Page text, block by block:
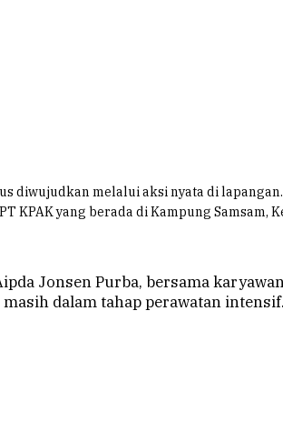
diwujudkan melalui aksi nyata di
yang berada di Kampung Samsam,
Jonsen Purba, bersama
dalam tahap perawatan